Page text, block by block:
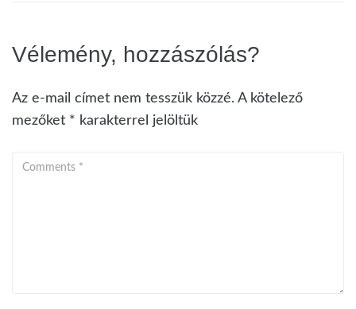
Vélemény, hozzászólás?
Az e-mail címet nem tesszük közzé. A kötelező
mezőket * karakterrel jelöltük